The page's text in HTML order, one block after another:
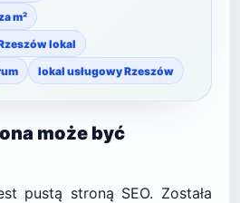
m²
lokal
lokal usługowy Rzeszów
może być
pustą stroną SEO. Została